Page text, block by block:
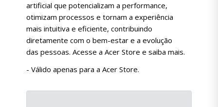
artificial que potencializam a performance,
otimizam processos e tornam a experiência
mais intuitiva e eficiente, contribuindo
diretamente com o bem-estar e a evolução
das pessoas. Acesse a Acer Store e saiba mais.
- Válido apenas para a Acer Store.